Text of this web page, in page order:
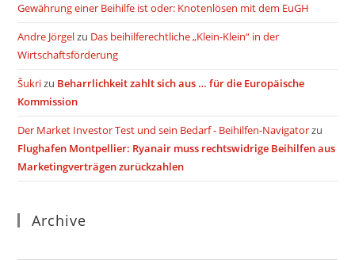
Gewährung einer Beihilfe ist oder: Knotenlösen mit dem EuGH
Andre Jörgelzu Das beihilferechtliche „Klein-Klein“ in der
Wirtschaftsförderung
Šukrizu Beharrlichkeit zahlt sich aus … für die Europäische
Kommission
Der Market Investor Test und sein Bedarf - Beihilfen-Navigatorzu
Flughafen Montpellier: Ryanair muss rechtswidrige Beihilfen aus
Marketingverträgen zurückzahlen
Archive